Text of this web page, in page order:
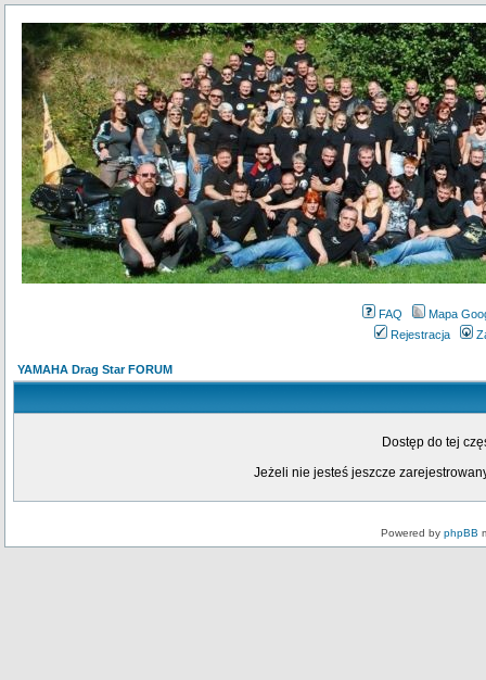
FAQ
Mapa
Rejestracja
YAMAHA Drag Star FORUM
Dostęp do tej
Jeżeli nie jesteś jeszcze
Powered by phpBB